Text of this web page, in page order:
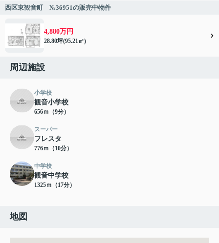
西区東観音町 №36951の販売中物件
4,880万円
28.80坪(95.21㎡)
周辺施設
小学校
観音小学校
656ｍ（9分）
スーパー
フレスタ
776ｍ（10分）
中学校
観音中学校
1325ｍ（17分）
地図